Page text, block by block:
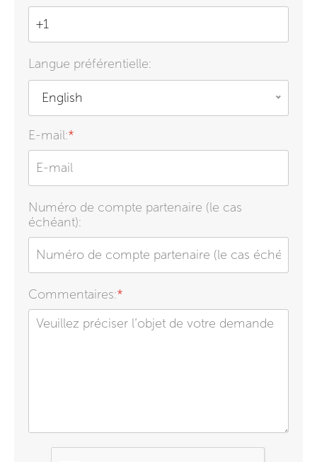
Langue préférentielle:
English
E-mail:*
Numéro de compte partenaire (le cas
échéant):
Commentaires:*